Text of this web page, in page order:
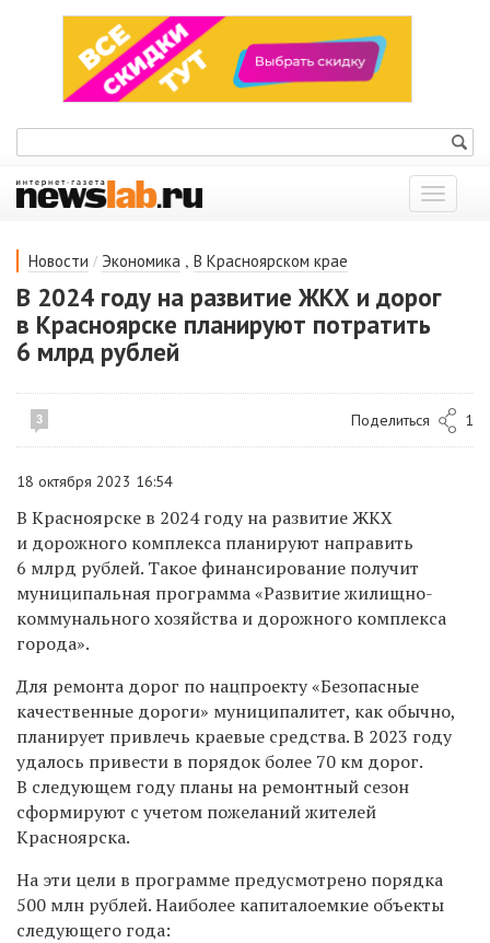
Показать
меню
Новости / Экономика , В Красноярском крае
В 2024 году на развитие ЖКХ и дорог
в Красноярске планируют потратить
6 млрд рублей
3 Поделиться 1
18 октября 2023 16:54
В Красноярске в 2024 году на развитие ЖКХ
и дорожного комплекса планируют направить
6 млрд рублей. Такое финансирование получит
муниципальная программа «Развитие жилищно-
коммунального хозяйства и дорожного комплекса
города».
Для ремонта дорог по нацпроекту «Безопасные
качественные дороги» муниципалитет, как обычно,
планирует привлечь краевые средства. В 2023 году
удалось привести в порядок более 70 км дорог.
В следующем году планы на ремонтный сезон
сформируют с учетом пожеланий жителей
Красноярска.
На эти цели в программе предусмотрено порядка
500 млн рублей. Наиболее капиталоемкие объекты
следующего года: